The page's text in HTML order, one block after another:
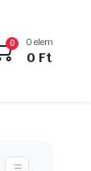
0 0 elem
0 Ft